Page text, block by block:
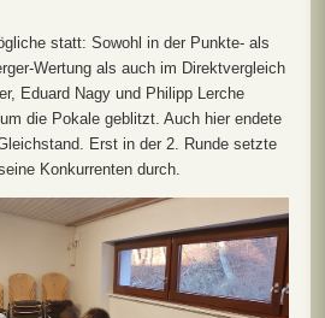
statt: Sowohl in der Punkte- als
Wertung als auch im Direktvergleich
Eduard Nagy und Philipp Lerche
die Pokale geblitzt. Auch hier endete
Erst in der 2. Runde setzte
Konkurrenten durch.